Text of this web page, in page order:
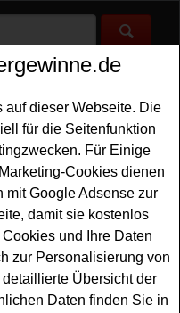
bei Supergewinne.de
mit etwas Glück ein
dieser Webseite. Die
für die Seitenfunktion
Für Einige
Cookies dienen
mit Google Adsense zur
damit sie kostenlos
und Ihre Daten
zur Personalisierung von
Übersicht der
Daten finden Sie in